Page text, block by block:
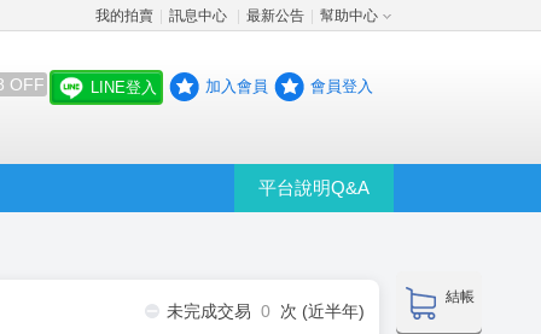
我的拍賣 訊息中心 最新公告 幫助中心
OFF LINE登入 加入會員 會員登入
平台說明Q&A
結帳
未完成交易 0
次 (近半年)